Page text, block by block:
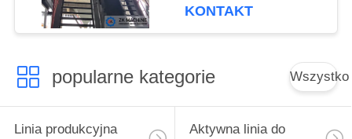
KONTAKT
popularne kategorie Wszystko
Linia produkcyjna
Aktywna linia do